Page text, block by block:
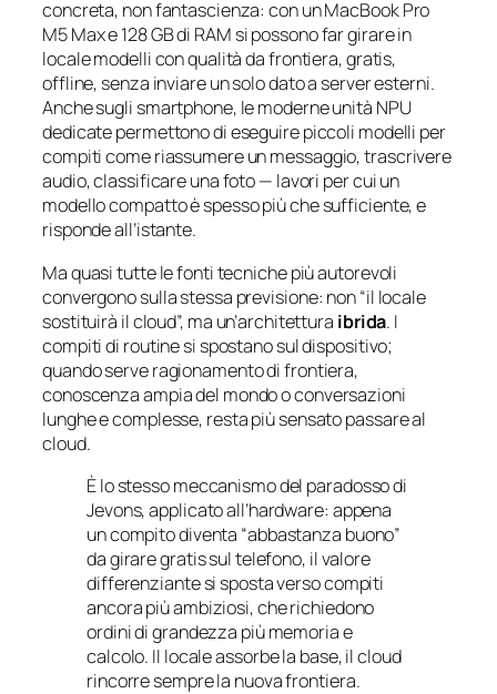
concreta, non fantascienza: con un MacBook Pro
M5 Max e 128 GB di RAM si possono far girare in
locale modelli con qualità da frontiera, gratis,
offline, senza inviare un solo dato a server esterni.
Anche sugli smartphone, le moderne unità NPU
dedicate permettono di eseguire piccoli modelli per
compiti come riassumere un messaggio, trascrivere
audio, classificare una foto — lavori per cui un
modello compatto è spesso più che sufficiente, e
risponde all’istante.
Ma quasi tutte le fonti tecniche più autorevoli
convergono sulla stessa previsione: non “il locale
sostituirà il cloud”, ma un’architettura ibrida. I
compiti di routine si spostano sul dispositivo;
quando serve ragionamento di frontiera,
conoscenza ampia del mondo o conversazioni
lunghe e complesse, resta più sensato passare al
cloud.
È lo stesso meccanismo del paradosso di
Jevons, applicato all’hardware: appena
un compito diventa “abbastanza buono”
da girare gratis sul telefono, il valore
differenziante si sposta verso compiti
ancora più ambiziosi, che richiedono
ordini di grandezza più memoria e
calcolo. Il locale assorbe la base, il cloud
rincorre sempre la nuova frontiera.